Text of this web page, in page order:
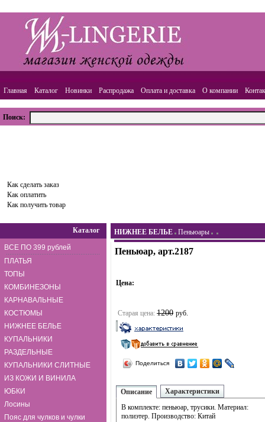
Главная Каталог Новинки Распродажа Оплата и доставка О компании
Поиск:
Как сделать заказ
Как оплатить
Как получить товар
Каталог
ВСЕ ПО 399 рублей
ПЛАТЬЯ
ТОПЫ
КОМБИНЕЗОНЫ
КАРНАВАЛЬНЫЕ
КОСТЮМЫ
НИЖНЕЕ БЕЛЬЕ
КУПАЛЬНИКИ
РАЗДЕЛЬНЫЕ
КУПАЛЬНИКИ СЛИТНЫЕ
ИЗ КОЖИ И ВИНИЛА
ЮБКИ
Лосины
Пояс для чулков и чулки
НИЖНЕЕ БЕЛЬЕ Пеньюары
Пеньюар, арт.2187
Цена:
Старая цена: 1200 руб.
Поделиться
Описание
Характеристики
В комплекте: пеньюар, трусики. Материал:
полиэтер. Производство: Китай